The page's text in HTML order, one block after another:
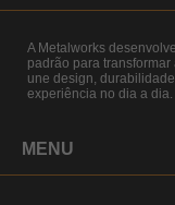
A Metalworks
padrão para
une design,
experiência no dia a dia.
MENU